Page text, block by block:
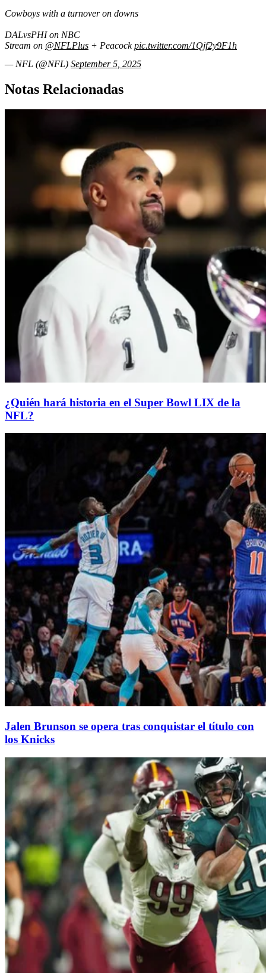
Cowboys with a turnover on downs
DALvsPHI on NBC
Stream on @NFLPlus + Peacockpic.twitter.com/1Qjf2y9F1h
— NFL (@NFL) September 5, 2025
Notas Relacionadas
¿Quién hará historia en el Super Bowl LIX de la
NFL?
Jalen Brunson se opera tras conquistar el título con
los Knicks